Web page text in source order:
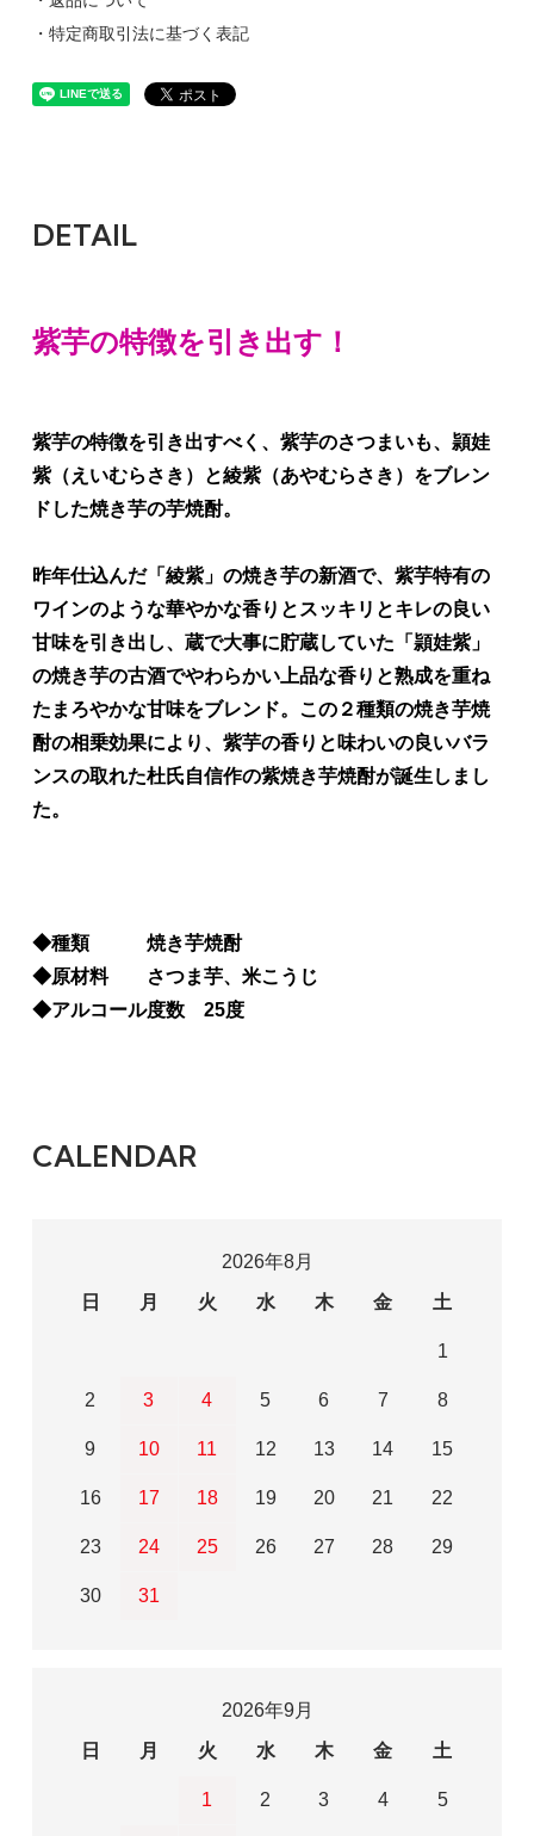
・特定商取引法に基づく表記
DETAIL
紫芋の特徴を引き出す！
紫芋の特徴を引き出すべく、紫芋のさつまいも、頴娃
紫（えいむらさき）と綾紫（あやむらさき）をブレン
ドした焼き芋の芋焼酎。
昨年仕込んだ「綾紫」の焼き芋の新酒で、紫芋特有の
ワインのような華やかな香りとスッキリとキレの良い
甘味を引き出し、蔵で大事に貯蔵していた「頴娃紫」
の焼き芋の古酒でやわらかい上品な香りと熟成を重ね
たまろやかな甘味をブレンド。この２種類の焼き芋焼
酎の相乗効果により、紫芋の香りと味わいの良いバラ
ンスの取れた杜氏自信作の紫焼き芋焼酎が誕生しまし
た。
◆種類 焼き芋焼酎
◆原材料 さつま芋、米こうじ
◆アルコール度数 25度
CALENDAR
2026年8月
日
月 火 水 木 金 土
1
2 3 4 5 6 7 8
9 10 11 12 13 14 15
16 17 18 19 20 21 22
23 24 25 26 27 28 29
30 31
2026年9月
日
月 火 水 木 金 土
1 2 3 4 5